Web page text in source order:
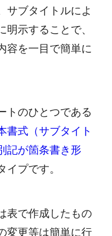
サブタイトルによ
明示することで、
容を一目で簡単に
トのひとつである
書式（サブタイト
記が箇条書き形
プです。
表で作成したもの
変更等は簡単に行